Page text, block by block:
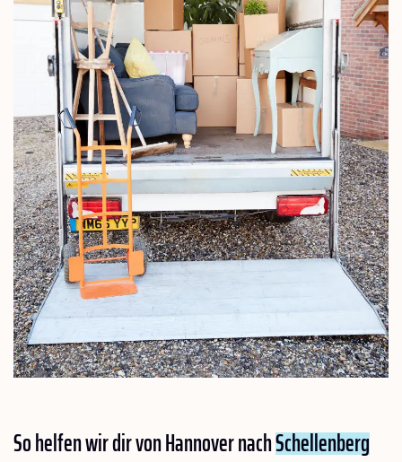
So helfen wir dir von Hannover nachSchellenberg